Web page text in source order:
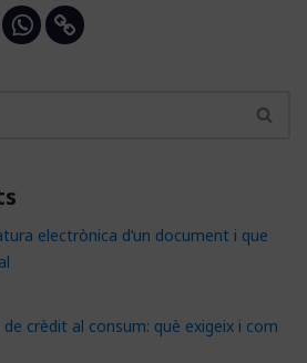
electrònica d’un document i que
crèdit al consum: què exigeix i com